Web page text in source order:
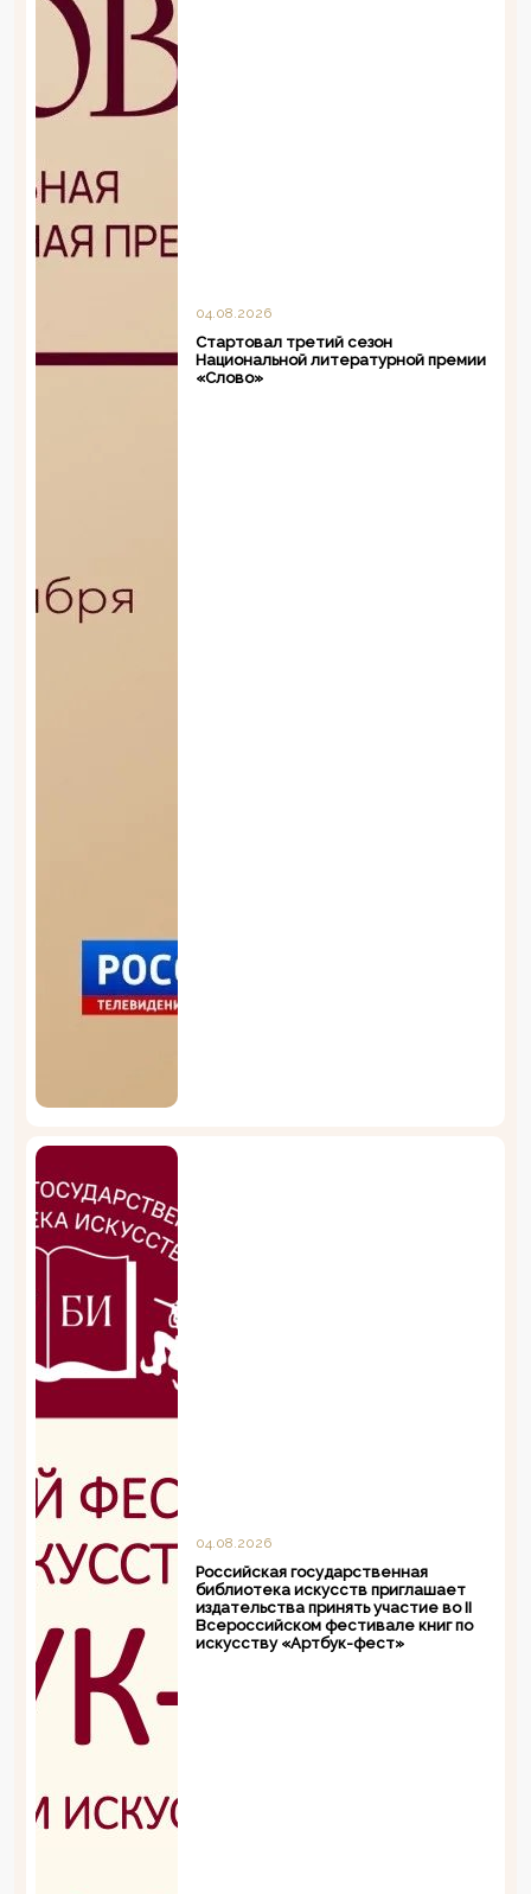
04.08.2026
Стартовал третий сезон
Национальной литературной премии
«Слово»
04.08.2026
Российская государственная
библиотека искусств приглашает
издательства принять участие во II
Всероссийском фестивале книг по
искусству «Артбук-фест»